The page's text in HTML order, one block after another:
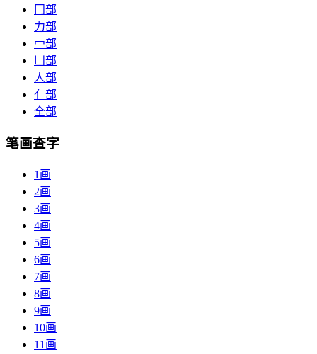
冂部
力部
冖部
凵部
人部
亻部
全部
笔画查字
1画
2画
3画
4画
5画
6画
7画
8画
9画
10画
11画